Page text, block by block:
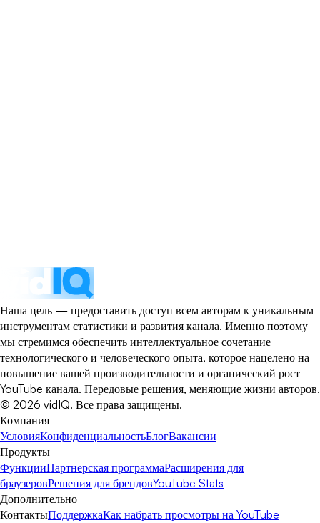
Наша цель — предоставить доступ всем авторам к уникальным
инструментам статистики и развития канала. Именно поэтому
мы стремимся обеспечить интеллектуальное сочетание
технологического и человеческого опыта, которое нацелено на
повышение вашей производительности и органический рост
YouTube канала. Передовые решения, меняющие жизни авторов.
© 2026 vidIQ. Все права защищены.
Компания
УсловияКонфиденциальностьБлогВакансии
Продукты
ФункцииПартнерская программаРасширения для
браузеровРешения для брендовYouTube Stats
Дополнительно
КонтактыПоддержкаКак набрать просмотры на YouTube